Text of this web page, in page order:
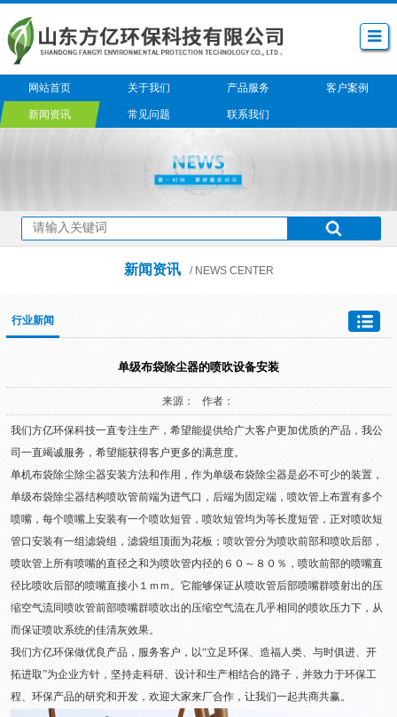
网站首页 关于我们 产品服务 客户案例
新闻资讯 常见问题 联系我们
新闻资讯 / NEWS CENTER
行业新闻
单级布袋除尘器的喷吹设备安装
来源： 作者：
我们方亿环保科技一直专注生产，希望能提供给广大客户更加优质的产品，我公
司一直竭诚服务，希望能获得客户更多的满意度。
单机布袋除尘除尘器安装方法和作用，作为单级布袋除尘器是必不可少的装置，
单级布袋除尘器结构喷吹管前端为进气口，后端为固定端，喷吹管上布置有多个
喷嘴，每个喷嘴上安装有一个喷吹短管，喷吹短管均为等长度短管，正对喷吹短
管口安装有一组滤袋组，滤袋组顶面为花板；喷吹管分为喷吹前部和喷吹后部，
喷吹管上所有喷嘴的直径之和为喷吹管内径的６０～８０％，喷吹前部的喷嘴直
径比喷吹后部的喷嘴直接小１ｍｍ。它能够保证从喷吹管后部喷嘴群喷射出的压
缩空气流同喷吹管前部喷嘴群喷吹出的压缩空气流在几乎相同的喷吹压力下，从
而保证喷吹系统的佳清灰效果。
我们方亿环保做优良产品，服务客户，以“立足环保、造福人类、与时俱进、开
拓进取”为企业方针，坚持走科研、设计和生产相结合的路子，并致力于环保工
程、环保产品的研究和开发，欢迎大家来厂合作，让我们一起共商共赢。